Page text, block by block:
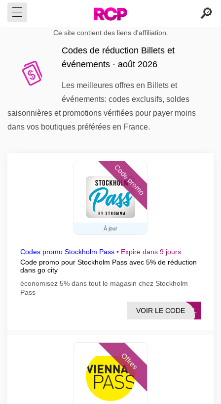
Ce site contient des liens d'affiliation.
Codes de réduction Billets et
événements · août 2026
Les meilleures offres en Billets et
événements: codes exclusifs, soldes
saisonnières et promotions vérifiées pour payer moins
dans vos boutiques préférées en France.
À jour
Code promo
Codes promo Stockholm Pass • Expire dans 9 jours
Code promo pour Stockholm Pass avec 5% de réduction
dans go city
économisez 5% dans tout le magasin chez Stockholm
Pass
OALL
VOIR LE CODE
Offres